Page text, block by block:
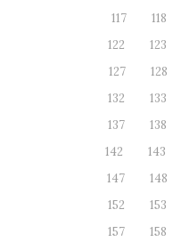
117
118
122
123
127
128
132
133
137
138
142
143
147
148
152
153
157
158